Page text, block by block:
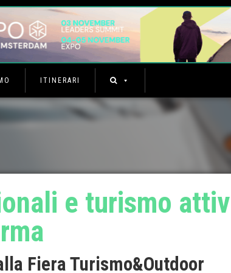
ITINERARI
e turismo
Fiera Turismo&Outdoor